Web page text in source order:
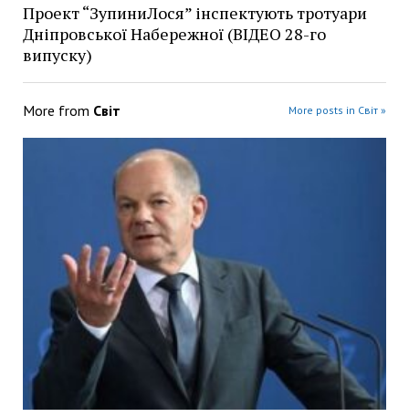
Проект “ЗупиниЛося” інспектують тротуари
Дніпровської Набережної (ВІДЕО 28-го
випуску)
More from Світ More posts in Світ »